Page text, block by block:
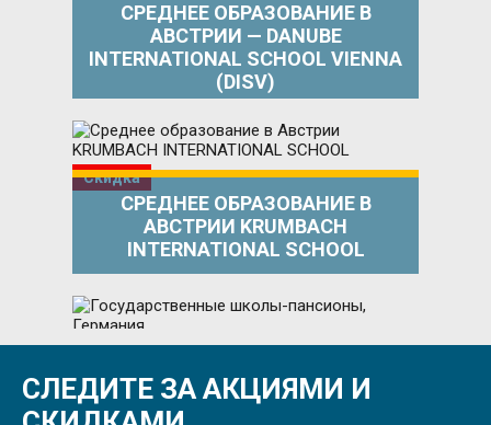
СРЕДНЕЕ ОБРАЗОВАНИЕ В
АВСТРИИ — DANUBE
INTERNATIONAL SCHOOL VIENNA
(DISV)
Скидка
СРЕДНЕЕ ОБРАЗОВАНИЕ В
АВСТРИИ KRUMBACH
INTERNATIONAL SCHOOL
ГОСУДАРСТВЕННЫЕ ШКОЛЫ-
ПАНСИОНЫ, ГЕРМАНИЯ
СЛЕДИТЕ ЗА АКЦИЯМИ И